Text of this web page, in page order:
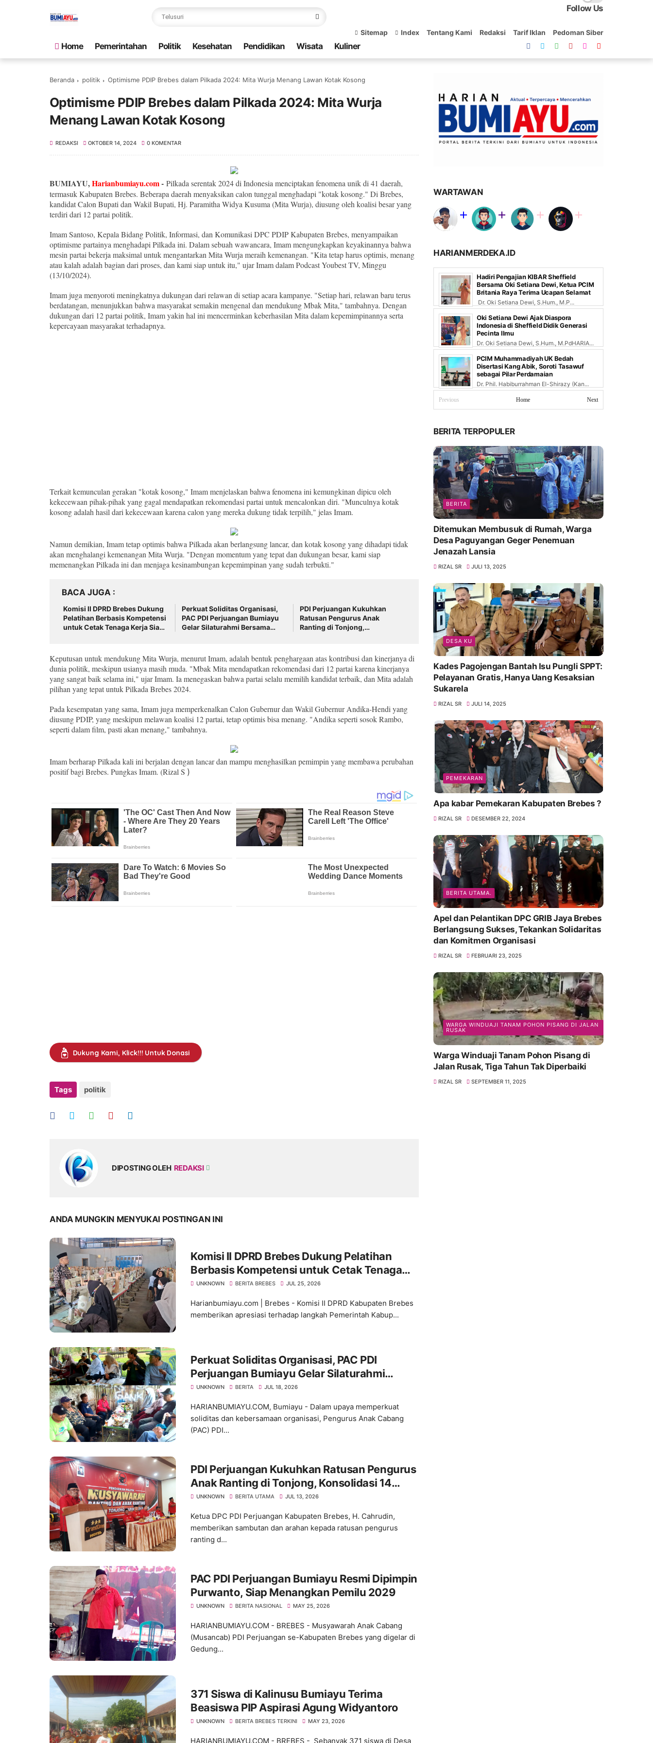
Follow Us
Sitemap Index Tentang Kami Redaksi Tarif Iklan Pedoman Siber
Home Pemerintahan Politik Kesehatan Pendidikan Wisata Kuliner
Beranda politik Optimisme PDIP Brebes dalam Pilkada 2024: Mita Wurja Menang Lawan Kotak Kosong
Optimisme PDIP Brebes dalam Pilkada 2024: Mita Wurja
Menang Lawan Kotak Kosong
REDAKSI OKTOBER 14, 2024 0 KOMENTAR
BUMIAYU,Harianbumiayu.com- Pilkada serentak 2024 di Indonesia menciptakan fenomena unik di 41 daerah,
termasuk Kabupaten Brebes. Beberapa daerah menyaksikan calon tunggal menghadapi "kotak kosong." Di Brebes,
kandidat Calon Bupati dan Wakil Bupati, Hj. Paramitha Widya Kusuma (Mita Wurja), diusung oleh koalisi besar yang
terdiri dari 12 partai politik.
Imam Santoso, Kepala Bidang Politik, Informasi, dan Komunikasi DPC PDIP Kabupaten Brebes, menyampaikan
optimisme partainya menghadapi Pilkada ini. Dalam sebuah wawancara, Imam mengungkapkan keyakinannya bahwa
mesin partai bekerja maksimal untuk mengantarkan Mita Wurja meraih kemenangan. "Kita tetap harus optimis, menang
atau kalah adalah bagian dari proses, dan kami siap untuk itu," ujar Imam dalam Podcast Youbest TV, Minggu
(13/10/2024).
Imam juga menyoroti meningkatnya dukungan dari relawan di setiap acara kampanye. "Setiap hari, relawan baru terus
berdatangan, menunjukkan bahwa masyarakat semakin mengenal dan mendukung Mbak Mita," tambahnya. Dengan
dukungan dari 12 partai politik, Imam yakin hal ini mencerminkan keberhasilan Mita dalam kepemimpinannya serta
kepercayaan masyarakat terhadapnya.
Terkait kemunculan gerakan "kotak kosong," Imam menjelaskan bahwa fenomena ini kemungkinan dipicu oleh
kekecewaan pihak-pihak yang gagal mendapatkan rekomendasi partai untuk mencalonkan diri. "Munculnya kotak
kosong adalah hasil dari kekecewaan karena calon yang mereka dukung tidak terpilih," jelas Imam.
Namun demikian, Imam tetap optimis bahwa Pilkada akan berlangsung lancar, dan kotak kosong yang dihadapi tidak
akan menghalangi kemenangan Mita Wurja. "Dengan momentum yang tepat dan dukungan besar, kami siap
memenangkan Pilkada ini dan menjaga kesinambungan kepemimpinan yang sudah terbukti."
BACA JUGA
Komisi II DPRD Brebes Dukung
Pelatihan Berbasis Kompetensi
untuk Cetak Tenaga Kerja Siap
Perkuat Soliditas Organisasi,
PAC PDI Perjuangan Bumiayu
Gelar Silaturahmi Bersama
PDI Perjuangan Kukuhkan
Ratusan Pengurus Anak
Ranting di Tonjong,
Keputusan untuk mendukung Mita Wurja, menurut Imam, adalah bentuk penghargaan atas kontribusi dan kinerjanya di
dunia politik, meskipun usianya masih muda. "Mbak Mita mendapatkan rekomendasi dari 12 partai karena kinerjanya
yang sangat baik selama ini," ujar Imam. Ia menegaskan bahwa partai selalu memilih kandidat terbaik, dan Mita adalah
pilihan yang tepat untuk Pilkada Brebes 2024.
Pada kesempatan yang sama, Imam juga memperkenalkan Calon Gubernur dan Wakil Gubernur Andika-Hendi yang
diusung PDIP, yang meskipun melawan koalisi 12 partai, tetap optimis bisa menang. "Andika seperti sosok Rambo,
seperti dalam film, pasti akan menang," tambahnya.
Imam berharap Pilkada kali ini berjalan dengan lancar dan mampu menghasilkan pemimpin yang membawa perubahan
positif bagi Brebes. Pungkas Imam. (Rizal S )
Dukung Kami, Klick!!! Untuk Donasi
Tags politik
DIPOSTING OLEH REDAKSI
ANDA MUNGKIN MENYUKAI POSTINGAN INI
Komisi II DPRD Brebes Dukung Pelatihan
Berbasis Kompetensi untuk Cetak Tenaga
Kerja Siap Pakai
UNKNOWN BERITA BREBES JUL 25, 2026
Harianbumiayu.com | Brebes - Komisi II DPRD Kabupaten Brebes
memberikan apresiasi terhadap langkah Pemerintah Kabup...
Perkuat Soliditas Organisasi, PAC PDI
Perjuangan Bumiayu Gelar Silaturahmi
Bersama Pengurus Ranting
UNKNOWN BERITA JUL 18, 2026
HARIANBUMIAYU.COM, Bumiayu - Dalam upaya memperkuat
soliditas dan kebersamaan organisasi, Pengurus Anak Cabang
(PAC) PDI...
PDI Perjuangan Kukuhkan Ratusan Pengurus
Anak Ranting di Tonjong, Konsolidasi 14
Desa Jelang Pemilu 2029
UNKNOWN BERITA UTAMA JUL 13, 2026
Ketua DPC PDI Perjuangan Kabupaten Brebes, H. Cahrudin,
memberikan sambutan dan arahan kepada ratusan pengurus
ranting d...
PAC PDI Perjuangan Bumiayu Resmi Dipimpin
Purwanto, Siap Menangkan Pemilu 2029
UNKNOWN BERITA NASIONAL MAY 25, 2026
HARIANBUMIAYU.COM - BREBES - Musyawarah Anak Cabang
(Musancab) PDI Perjuangan se-Kabupaten Brebes yang digelar di
Gedung...
371 Siswa di Kalinusu Bumiayu Terima
Beasiswa PIP Aspirasi Agung Widyantoro
UNKNOWN BERITA BREBES TERKINI MAY 23, 2026
HARIANBUMIAYU.COM - BREBES - Sebanyak 371 siswa di Desa
WARTAWAN
HARIANMERDEKA.ID
Hadiri Pengajian KIBAR Sheffield
Bersama Oki Setiana Dewi, Ketua PCIM
Britania Raya Terima Ucapan Selamat
Dr. Oki Setiana Dewi, S.Hum., M.P...
Oki Setiana Dewi Ajak Diaspora
Indonesia di Sheffield Didik Generasi
Pecinta Ilmu
Dr. Oki Setiana Dewi, S.Hum., M.PdHARIA...
PCIM Muhammadiyah UK Bedah
Disertasi Kang Abik, Soroti Tasawuf
sebagai Pilar Perdamaian
Dr. Phil. Habiburrahman El-Shirazy (Kan...
Previous Next
Home
BERITA TERPOPULER
BERITA
Ditemukan Membusuk di Rumah, Warga
Desa Paguyangan Geger Penemuan
Jenazah Lansia
RIZAL SR JULI 13, 2025
DESA KU
Kades Pagojengan Bantah Isu Pungli SPPT:
Pelayanan Gratis, Hanya Uang Kesaksian
Sukarela
RIZAL SR JULI 14, 2025
PEMEKARAN
Apa kabar Pemekaran Kabupaten Brebes ?
RIZAL SR DESEMBER 22, 2024
BERITA UTAMA.
Apel dan Pelantikan DPC GRIB Jaya Brebes
Berlangsung Sukses, Tekankan Solidaritas
dan Komitmen Organisasi
RIZAL SR FEBRUARI 23, 2025
WARGA WINDUAJI TANAM POHON PISANG DI JALAN
RUSAK
Warga Winduaji Tanam Pohon Pisang di
Jalan Rusak, Tiga Tahun Tak Diperbaiki
RIZAL SR SEPTEMBER 11, 2025